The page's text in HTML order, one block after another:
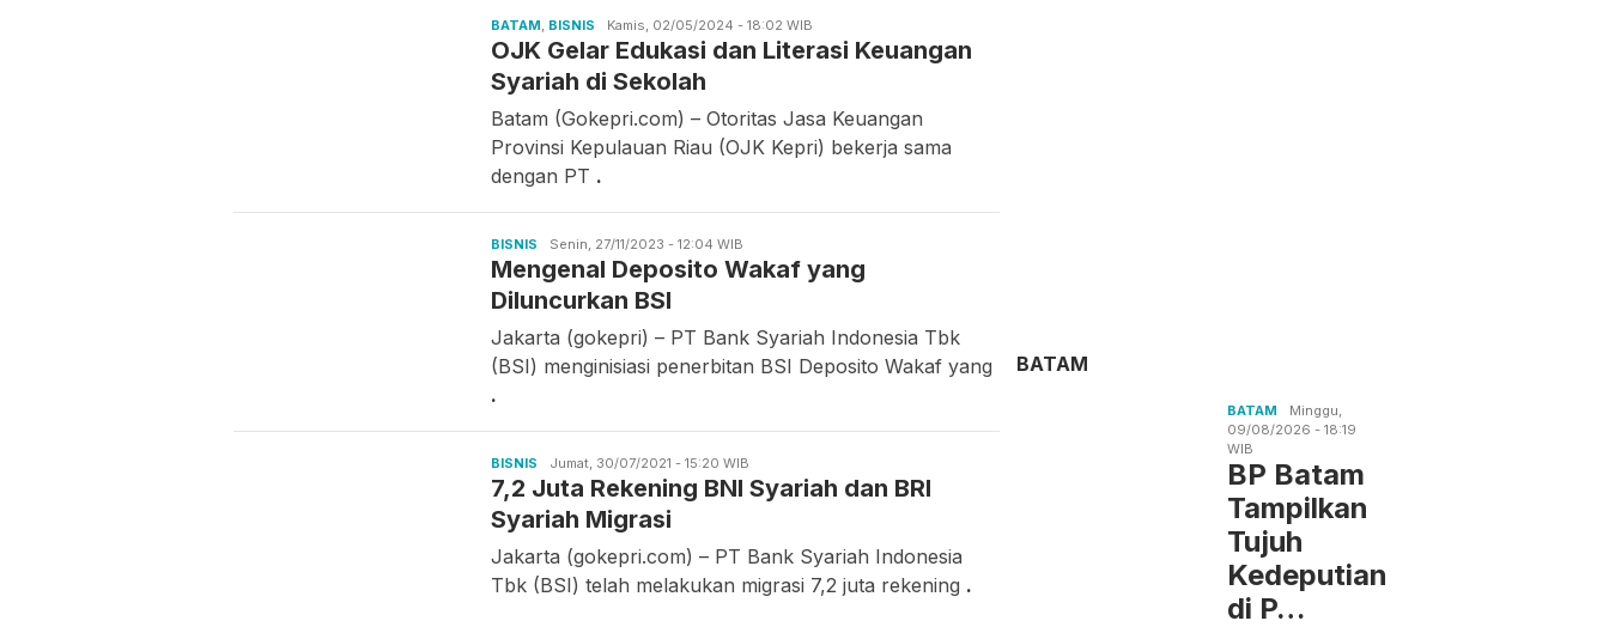
BATAM, BISNIS Asrul
Rahmawati
Kamis, 02/05/2024 - 18:02 WIB
OJK Gelar Edukasi dan Literasi Keuangan
Syariah di Sekolah
Batam (Gokepri.com) – Otoritas Jasa Keuangan
Provinsi Kepulauan Riau (OJK Kepri) bekerja sama
dengan PT .
BISNIS Candra
Gunawan
Senin, 27/11/2023 - 12:04 WIB
Mengenal Deposito Wakaf yang
Diluncurkan BSI
Jakarta (gokepri) – PT Bank Syariah Indonesia Tbk
(BSI) menginisiasi penerbitan BSI Deposito Wakaf yang
.
BISNIS Candra
Gunawan
Jumat, 30/07/2021 - 15:20 WIB
7,2 Juta Rekening BNI Syariah dan BRI
Syariah Migrasi
Jakarta (gokepri.com) – PT Bank Syariah Indonesia
Tbk (BSI) telah melakukan migrasi 7,2 juta rekening .
BATAM
BATAM
Minggu,
09/08/2026 - 18:19
WIB
BP Batam
Tampilkan
Tujuh
Kedeputian
di P…